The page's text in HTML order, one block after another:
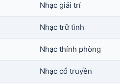
Nhạc giải trí
Nhạc trữ tình
Nhạc thính phòng
Nhạc cổ truyền